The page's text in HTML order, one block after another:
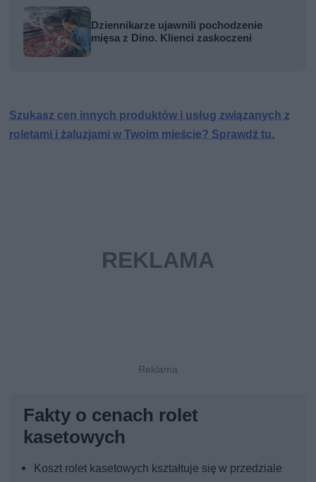
Dziennikarze ujawnili pochodzenie
mięsa z Dino. Klienci zaskoczeni
Szukasz cen innych produktów i usług związanych z
roletami i żaluzjami w Twoim mieście? Sprawdź tu.
Fakty o cenach rolet
kasetowych
Koszt rolet kasetowych kształtuje się w przedziale